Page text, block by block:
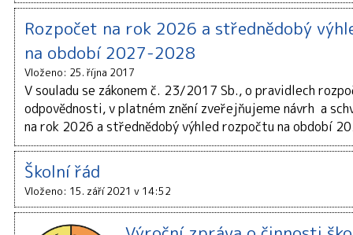
Rozpočet na rok 2026 a střednědobý
na období 2027-2028
Vloženo: 25. října 2017
V souladu se zákonem č. 23/2017 Sb., o pravidlech
odpovědnosti, v platném znění zveřejňujeme návrh a
na rok 2026 a střednědobý výhled rozpočtu na období
Školní řád
Vloženo: 15. září 2021 v 14:52